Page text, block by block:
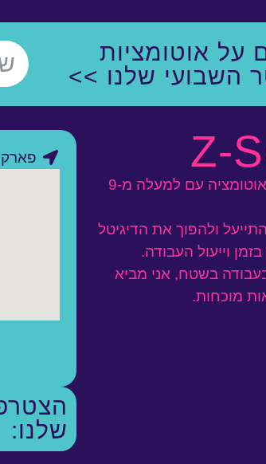
על אוטומציות
השבועי שלנו >>
Z-
נעים מאוד, אני איתי זרם, מומחה דיגיטל ואוטומציה עם למעלה מ-9
ולהפוך את הדיגיטל
וייעול העבודה.
בשטח, אני מביא
מוכחות.
שלנו: